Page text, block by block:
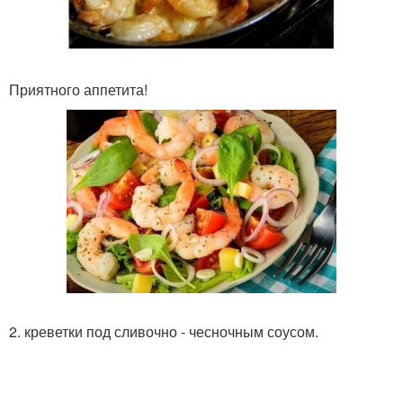
Приятного аппетита!
2. креветки под сливочно - чесночным соусом.